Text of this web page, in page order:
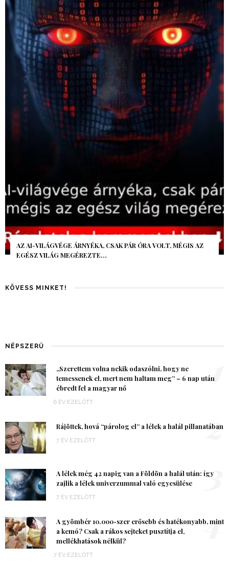
AZ AI-VILÁGVÉGE ÁRNYÉKA, CSAK PÁR ÓRA VOLT, MÉGIS AZ
EGÉSZ VILÁG MEGÉREZTE…
KÖVESS MINKET!
NÉPSZERŰ
„Szerettem volna nekik odaszólni, hogy ne
temessenek el, mert nem haltam meg” – 6 nap után
ébredt fel a magyar nő
6 ÉV EZELŐTT
1
Rájöttek, hová “párolog el” a lélek a halál pillanatában
7 ÉV EZELŐTT 2
A lélek még 42 napig van a Földön a halál után: így
zajlik a lélek univerzummal való egyesülése
7 ÉV EZELŐTT
3
A gyömbér 10.000-szer erősebb és hatékonyabb, mint
a kemó? Csak a rákos sejteket pusztítja el,
mellékhatások nélkül?
7 ÉV EZELŐTT
4